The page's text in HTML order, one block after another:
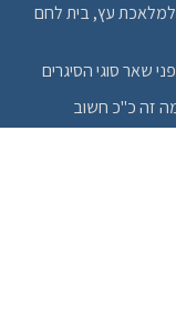
למלאכת עץ, בית לחם
שאר סוגי הסיגרים